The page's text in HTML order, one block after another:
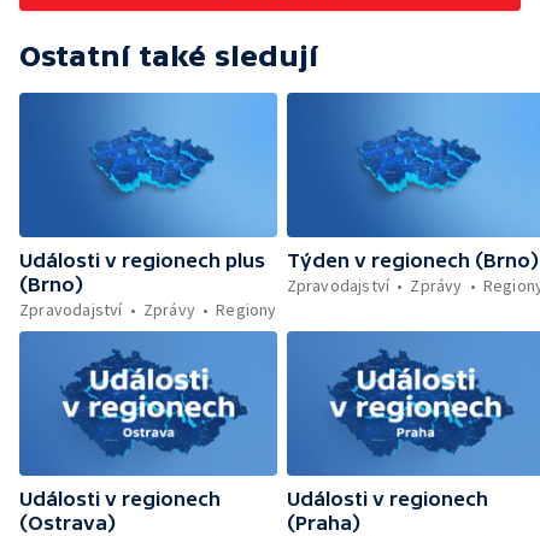
Ostatní také sledují
Události v regionech plus
(Brno)
Zpravodajství
Zprávy Regiony
Týden v regionech (Brno)
Zpravodajství
Zprávy
Události v regionech
(Ostrava)
Události v regionech
(Praha)